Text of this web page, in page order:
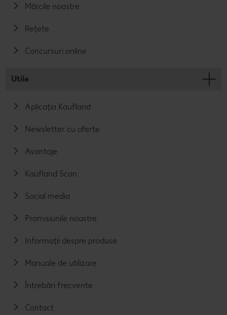
Mărcile noastre
Rețete
Concursuri online
Utile
Aplicația Kaufland
Newsletter cu oferte
Avantaje
Kaufland Scan
Social media
Promisiunile noastre
Informații despre produse
Manuale de utilizare
Întrebări frecvente
Contact